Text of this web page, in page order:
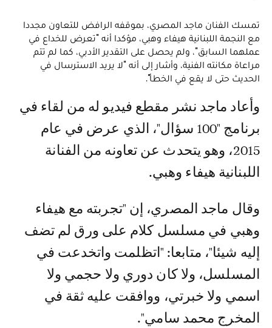
تمسك الفنان ماجد المصري، بموقفه الرافض للتعاون مجددا
مع النجمة اللبنانية هيفاء وهبي، مؤكدا أنه "تعرض للخداع في
عملهما السابق"، ولم يحصل على التقدير الأدبي، كما لم تتم
مراعاة مكانته الفنية، وأشار إلى أنه "لا يريد الاسترسال في
الحديث حتى لا يقع في الخطأ".
وأعاد ماجد نشر مقطع فيديو له من لقاء في
برنامج "100 سؤال"، الذي عرض في عام
2015، وهو يتحدث عن تعاونه من الفنانة
اللبنانية هيفاء وهبي.
وقال ماجد المصري، إن "تجربته مع هيفاء
وهبي في مسلسل كلام على ورق لم تضف
إليه شيئا"، متابعا: "اتظلمت واتخدعت في
المسلسل، ولا كان دوري ولا حجمي ولا
اسمي ولا خبرتي، ووافقت عليه ثقة في
المخرج محمد سامي".